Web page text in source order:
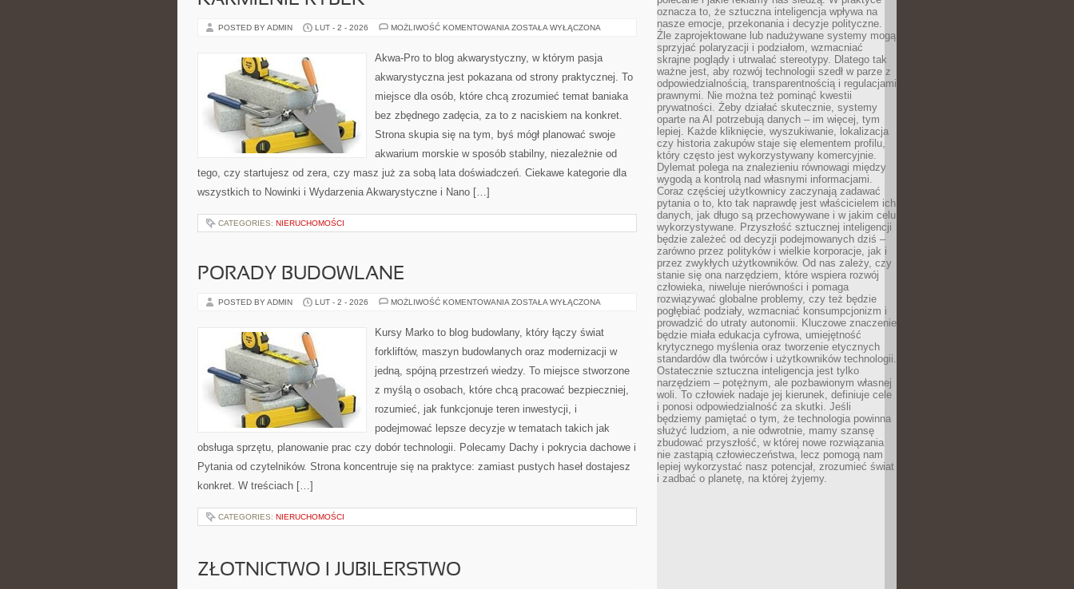
POSTED BY ADMIN LUT - 2 - 2026 MOŻLIWOŚĆ KOMENTOWANIA KARMIENIE
ZOSTAŁA WYŁĄCZONA
Akwa-Pro to blog akwarystyczny, w którym pasja
akwarystyczna jest pokazana od strony praktycznej. To
miejsce dla osób, które chcą zrozumieć temat baniaka
bez zbędnego zadęcia, za to z naciskiem na konkret.
Strona skupia się na tym, byś mógł planować swoje
akwarium morskie w sposób stabilny, niezależnie od
tego, czy startujesz od zera, czy masz już za sobą lata doświadczeń. Ciekawe kategorie dla
wszystkich to Nowinki i Wydarzenia Akwarystyczne i Nano […]
CATEGORIES: NIERUCHOMOŚCI
PORADY BUDOWLANE
POSTED BY ADMIN LUT - 2 - 2026 MOŻLIWOŚĆ KOMENTOWANIA PORADY
ZOSTAŁA WYŁĄCZONA
Kursy Marko to blog budowlany, który łączy świat
forkliftów, maszyn budowlanych oraz modernizacji w
jedną, spójną przestrzeń wiedzy. To miejsce stworzone
z myślą o osobach, które chcą pracować bezpieczniej,
rozumieć, jak funkcjonuje teren inwestycji, i
podejmować lepsze decyzje w tematach takich jak
obsługa sprzętu, planowanie prac czy dobór technologii. Polecamy Dachy i pokrycia dachowe i
Pytania od czytelników. Strona koncentruje się na praktyce: zamiast pustych haseł dostajesz
konkret. W treściach […]
CATEGORIES: NIERUCHOMOŚCI
ZŁOTNICTWO I JUBILERSTWO
oznacza to, że sztuczna inteligencja wpływa na
nasze emocje, przekonania i decyzje polityczne.
Źle zaprojektowane lub nadużywane systemy mogą
sprzyjać polaryzacji i podziałom, wzmacniać
skrajne poglądy i utrwalać stereotypy. Dlatego tak
ważne jest, aby rozwój technologii szedł w parze z
odpowiedzialnością, transparentnością i regulacjami
prawnymi. Nie można też pominąć kwestii
prywatności. Żeby działać skutecznie, systemy
oparte na AI potrzebują danych – im więcej, tym
lepiej. Każde kliknięcie, wyszukiwanie, lokalizacja
czy historia zakupów staje się elementem profilu,
który często jest wykorzystywany komercyjnie.
Dylemat polega na znalezieniu równowagi między
wygodą a kontrolą nad własnymi informacjami.
Coraz częściej użytkownicy zaczynają zadawać
pytania o to, kto tak naprawdę jest właścicielem ich
danych, jak długo są przechowywane i w jakim celu
wykorzystywane. Przyszłość sztucznej inteligencji
będzie zależeć od decyzji podejmowanych dziś –
zarówno przez polityków i wielkie korporacje, jak i
przez zwykłych użytkowników. Od nas zależy, czy
stanie się ona narzędziem, które wspiera rozwój
człowieka, niweluje nierówności i pomaga
rozwiązywać globalne problemy, czy też będzie
pogłębiać podziały, wzmacniać konsumpcjonizm i
prowadzić do utraty autonomii. Kluczowe znaczenie
będzie miała edukacja cyfrowa, umiejętność
krytycznego myślenia oraz tworzenie etycznych
standardów dla twórców i użytkowników technologii.
Ostatecznie sztuczna inteligencja jest tylko
narzędziem – potężnym, ale pozbawionym własnej
woli. To człowiek nadaje jej kierunek, definiuje cele
i ponosi odpowiedzialność za skutki. Jeśli
będziemy pamiętać o tym, że technologia powinna
służyć ludziom, a nie odwrotnie, mamy szansę
zbudować przyszłość, w której nowe rozwiązania
nie zastąpią człowieczeństwa, lecz pomogą nam
lepiej wykorzystać nasz potencjał, zrozumieć świat
i zadbać o planetę, na której żyjemy.